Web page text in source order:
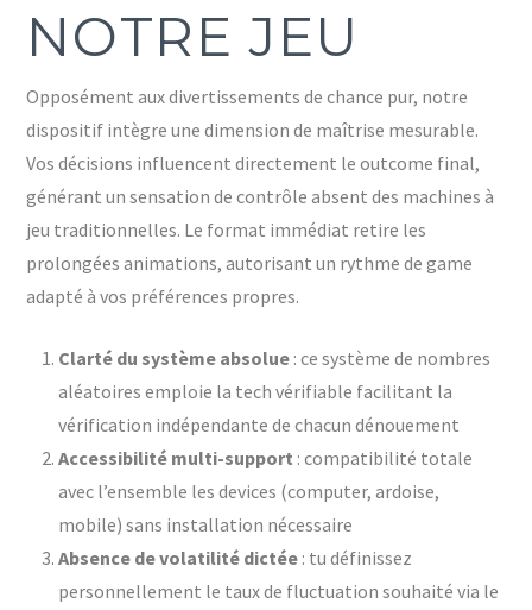
NOTRE JEU
Opposément aux divertissements de chance pur, notre
dispositif intègre une dimension de maîtrise mesurable.
Vos décisions influencent directement le outcome final,
générant un sensation de contrôle absent des machines à
jeu traditionnelles. Le format immédiat retire les
prolongées animations, autorisant un rythme de game
adapté à vos préférences propres.
Clarté du système absolue: ce système de nombres
aléatoires emploie la tech vérifiable facilitant la
vérification indépendante de chacun dénouement
Accessibilité multi-support : compatibilité totale
avec l’ensemble les devices (computer, ardoise,
mobile) sans installation nécessaire
Absence de volatilité dictée: tu définissez
personnellement le taux de fluctuation souhaité via le